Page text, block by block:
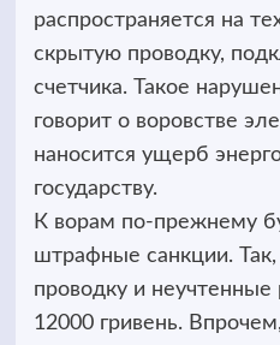
распространяется на
скрытую проводку,
счетчика. Такое
говорит о воровстве
наносится ущерб
государству.
К ворам по-прежнему
штрафные санкции.
проводку и неучтенные
12000 гривень.